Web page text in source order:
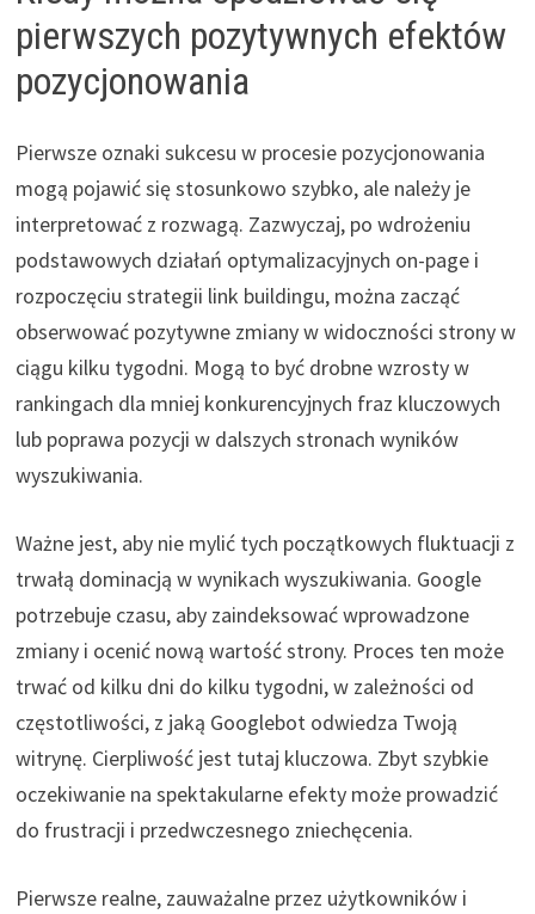
pierwszych pozytywnych efektów
pozycjonowania
Pierwsze oznaki sukcesu w procesie pozycjonowania
mogą pojawić się stosunkowo szybko, ale należy je
interpretować z rozwagą. Zazwyczaj, po wdrożeniu
podstawowych działań optymalizacyjnych on-page i
rozpoczęciu strategii link buildingu, można zacząć
obserwować pozytywne zmiany w widoczności strony w
ciągu kilku tygodni. Mogą to być drobne wzrosty w
rankingach dla mniej konkurencyjnych fraz kluczowych
lub poprawa pozycji w dalszych stronach wyników
wyszukiwania.
Ważne jest, aby nie mylić tych początkowych fluktuacji z
trwałą dominacją w wynikach wyszukiwania. Google
potrzebuje czasu, aby zaindeksować wprowadzone
zmiany i ocenić nową wartość strony. Proces ten może
trwać od kilku dni do kilku tygodni, w zależności od
częstotliwości, z jaką Googlebot odwiedza Twoją
witrynę. Cierpliwość jest tutaj kluczowa. Zbyt szybkie
oczekiwanie na spektakularne efekty może prowadzić
do frustracji i przedwczesnego zniechęcenia.
Pierwsze realne, zauważalne przez użytkowników i